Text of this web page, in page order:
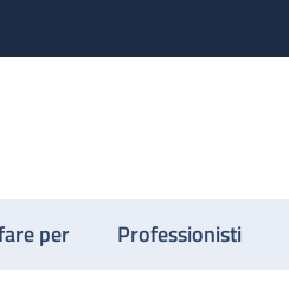
per Professionisti